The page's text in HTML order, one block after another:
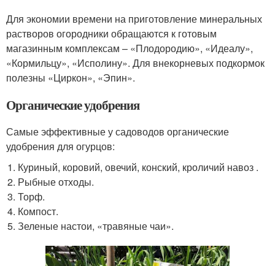
Для экономии времени на приготовление минеральных
растворов огородники обращаются к готовым
магазинным комплексам – «Плодородию», «Идеалу»,
«Кормильцу», «Исполину». Для внекорневых подкормок
полезны «Циркон», «Эпин».
Органические удобрения
Самые эффективные у садоводов органические
удобрения для огурцов:
Куриный, коровий, овечий, конский, кроличий навоз .
Рыбные отходы.
Торф.
Компост.
Зеленые настои, «травяные чаи».